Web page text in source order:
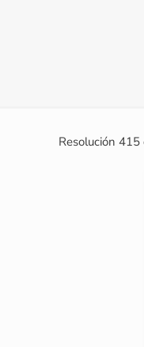
Resolución